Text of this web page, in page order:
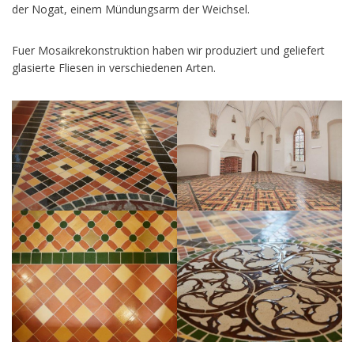
der Nogat, einem Mündungsarm der Weichsel.
Fuer Mosaikrekonstruktion haben wir produziert und geliefert
glasierte Fliesen in verschiedenen Arten.